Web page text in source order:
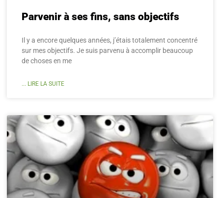
Parvenir à ses fins, sans objectifs
Il y a encore quelques années, j’étais totalement concentré
sur mes objectifs. Je suis parvenu à accomplir beaucoup
de choses en me
... LIRE LA SUITE